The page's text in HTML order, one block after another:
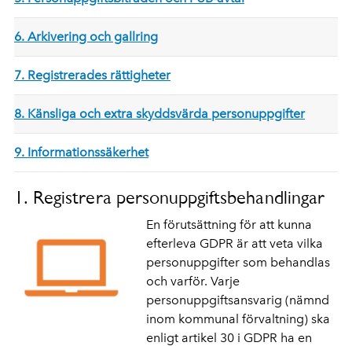
6. Arkivering och gallring
7. Registrerades rättigheter
8. Känsliga och extra skyddsvärda personuppgifter
9. Informationssäkerhet
1. Registrera personuppgiftsbehandlingar
En förutsättning för att kunna
efterleva GDPR är att veta vilka
personuppgifter som behandlas
och varför. Varje
personuppgiftsansvarig (nämnd
inom kommunal förvaltning) ska
enligt artikel 30 i GDPR ha en